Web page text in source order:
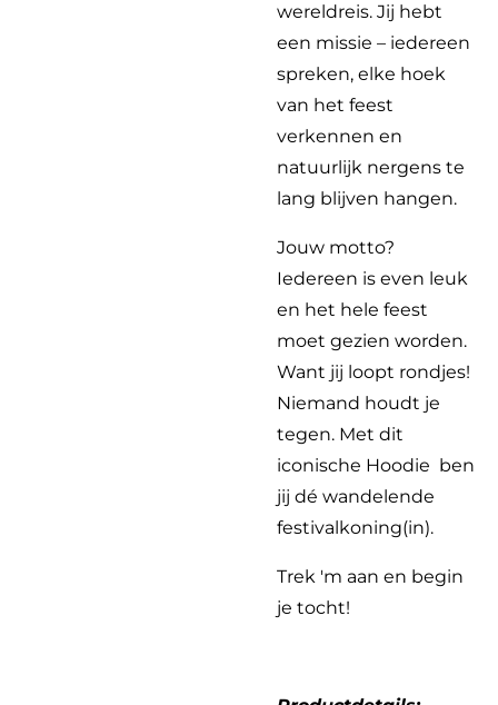
wereldreis. Jij hebt
een missie – iedereen
spreken, elke hoek
van het feest
verkennen en
natuurlijk nergens te
lang blijven hangen.
Jouw motto?
Iedereen is even leuk
en het hele feest
moet gezien worden.
Want jij loopt rondjes!
Niemand houdt je
tegen. Met dit
iconische Hoodie ben
jij dé wandelende
festivalkoning(in).
Trek 'm aan en begin
je tocht!